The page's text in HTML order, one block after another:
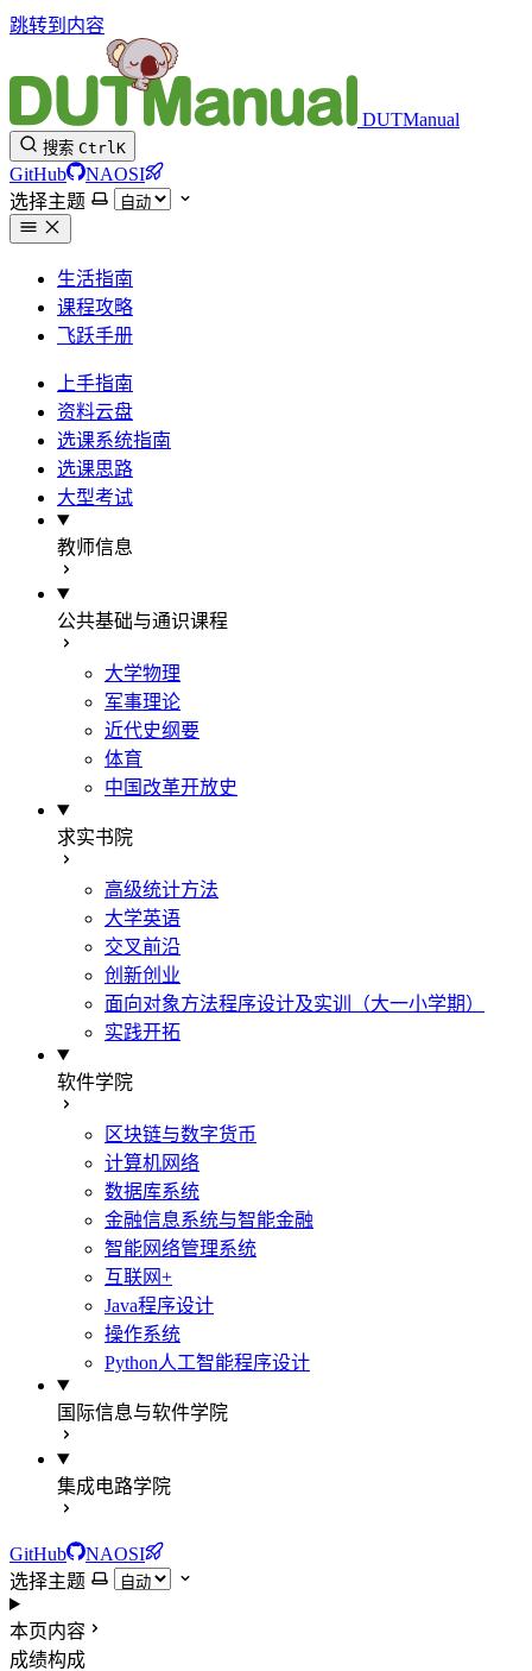
跳转到内容
DUTManual
搜索 CtrlK
GitHub
NAOSI
选择主题
生活指南
课程攻略
飞跃手册
上手指南
资料云盘
选课系统指南
选课思路
大型考试
教师信息
公共基础与通识课程
大学物理
军事理论
近代史纲要
体育
中国改革开放史
求实书院
高级统计方法
大学英语
交叉前沿
创新创业
面向对象方法程序设计及实训（大一小学期）
实践开拓
软件学院
区块链与数字货币
计算机网络
数据库系统
金融信息系统与智能金融
智能网络管理系统
互联网+
Java程序设计
操作系统
Python人工智能程序设计
国际信息与软件学院
集成电路学院
GitHub
NAOSI
选择主题
本页内容
成绩构成